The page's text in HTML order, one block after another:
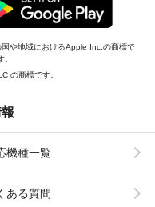
や地域におけるApple Inc.の商標で
の商標です。
機種一覧
ある質問